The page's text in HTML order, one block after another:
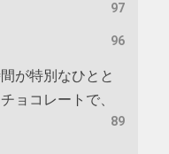
97
96
が特別なひとと
ョコレートで、
89